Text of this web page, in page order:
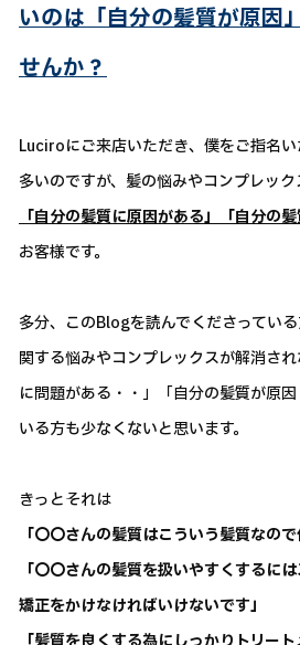
いのは「自分の髪質が原因
せんか？
Luciroにご来店いただき、僕をご指名
多いのですが、髪の悩みやコンプレッ
「自分の髪質に原因がある」「自分の髪
お客様です。
多分、このBlogを読んでくださってい
関する悩みやコンプレックスが解消さ
に問題がある・・」「自分の髪質が原
いる方も少なくないと思います。
きっとそれは
「〇〇さんの髪質はこういう髪質なので
「〇〇さんの髪質を扱いやすくするに
矯正をかけなければいけないです」